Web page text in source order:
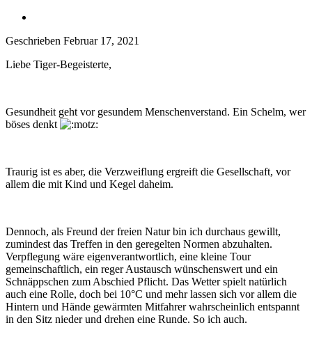
Geschrieben Februar 17, 2021
Liebe Tiger-Begeisterte,
Gesundheit geht vor gesundem Menschenverstand. Ein Schelm, wer
böses denkt
Traurig ist es aber, die Verzweiflung ergreift die Gesellschaft, vor
allem die mit Kind und Kegel daheim.
Dennoch, als Freund der freien Natur bin ich durchaus gewillt,
zumindest das Treffen in den geregelten Normen abzuhalten.
Verpflegung wäre eigenverantwortlich, eine kleine Tour
gemeinschaftlich, ein reger Austausch wünschenswert und ein
Schnäppschen zum Abschied Pflicht. Das Wetter spielt natürlich
auch eine Rolle, doch bei 10°C und mehr lassen sich vor allem die
Hintern und Hände gewärmten Mitfahrer wahrscheinlich entspannt
in den Sitz nieder und drehen eine Runde. So ich auch.